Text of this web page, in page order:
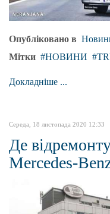
Опубліковано в
Мітки
НОВИНИ
Докладніше ...
Середа, 18 листопада 2020 12:33
Де
Mercedes-